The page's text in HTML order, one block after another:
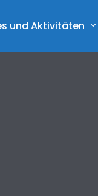
und Aktivitäten